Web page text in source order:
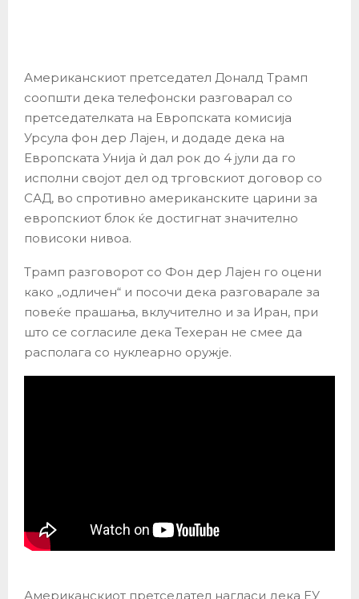
Американскиот претседател Доналд Трамп
соопшти дека телефонски разговарал со
претседателката на Европската комисија
Урсула фон дер Лајен, и додаде дека на
Европската Унија ѝ дал рок до 4 јули да го
исполни својот дел од трговскиот договор со
САД, во спротивно американските царини за
европскиот блок ќе достигнат значително
повисоки нивоа.
Трамп разговорот со Фон дер Лајен го оцени
како „одличен“ и посочи дека разговарале за
повеќе прашања, вклучително и за Иран, при
што се согласиле дека Техеран не смее да
располага со нуклеарно оружје.
Американскиот претседател нагласи дека ЕУ